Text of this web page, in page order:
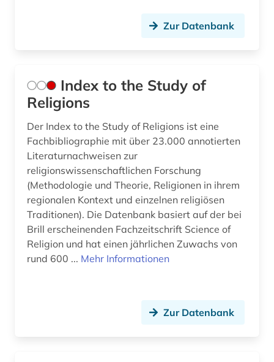
Zur Datenbank
Index to the Study of
Religions
Der Index to the Study of Religions ist eine
Fachbibliographie mit über 23.000 annotierten
Literaturnachweisen zur
religionswissenschaftlichen Forschung
(Methodologie und Theorie, Religionen in ihrem
regionalen Kontext und einzelnen religiösen
Traditionen). Die Datenbank basiert auf der bei
Brill erscheinenden Fachzeitschrift Science of
Religion und hat einen jährlichen Zuwachs von
rund 600 ... Mehr Informationen
Zur Datenbank